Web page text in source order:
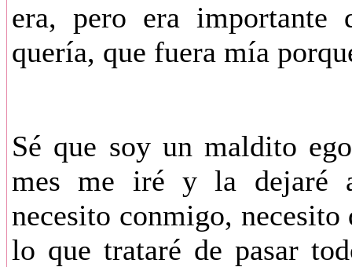
era, pero era
quería, que fuera mía
Sé que soy un maldito
mes me iré y la dejaré
necesito conmigo,
lo que trataré de pasar